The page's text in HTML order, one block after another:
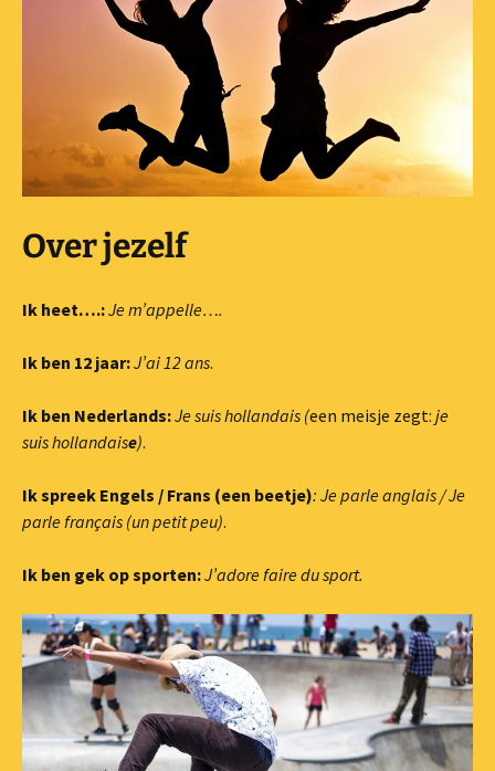
Over jezelf
Ik heet….:Je m’appelle….
Ik ben 12 jaar:J’ai 12 ans.
Ik ben Nederlands:Je suis hollandais (een meisje zegt: je
suis hollandaise).
Ik spreek Engels / Frans (een beetje): Je parle anglais /Je
parle français (un petit peu).
Ik ben gek op sporten:J’adore faire du sport.